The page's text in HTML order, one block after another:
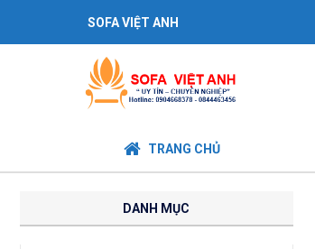
SOFA VIỆT ANH
TRANG CHỦ
DANH MỤC